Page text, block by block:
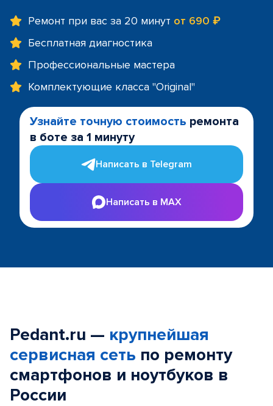
Ремонт при вас за 20 минут от 690 ₽
Бесплатная диагностика
Профессиональные мастера
Комплектующие класса "Original"
Узнайте точную стоимость ремонта
в боте за 1 минуту
Написать в Telegram
Написать в MAX
Pedant.ru — крупнейшая
сервисная сеть по ремонту
смартфонов и ноутбуков в
России